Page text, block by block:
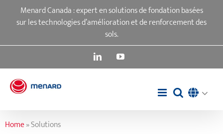
PasserMenard Canada : expert en solutions de fondation basées
sur les technologies d’amélioration et de renforcement des
sols.
LinkedInYouTube
Home»Solutions